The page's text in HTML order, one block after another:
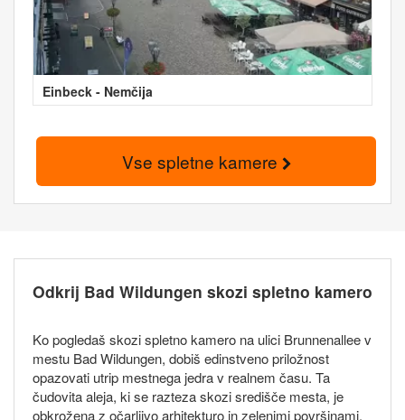
Einbeck - Nemčija
Vse spletne kamere
Odkrij Bad Wildungen skozi spletno kamero
Ko pogledaš skozi spletno kamero na ulici Brunnenallee v
mestu Bad Wildungen, dobiš edinstveno priložnost
opazovati utrip mestnega jedra v realnem času. Ta
čudovita aleja, ki se razteza skozi središče mesta, je
obkrožena z očarljivo arhitekturo in zelenimi površinami,